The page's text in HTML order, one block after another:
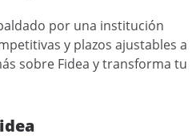
por una institución
y plazos ajustables a
sobre Fidea y transforma tu